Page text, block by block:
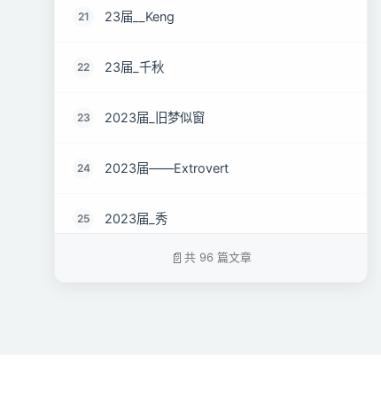
21 23届__Keng
22 23届_千秋
23 2023届_旧梦似窗
24 2023届——Extrovert
25 2023届_秀
共 96 篇文章